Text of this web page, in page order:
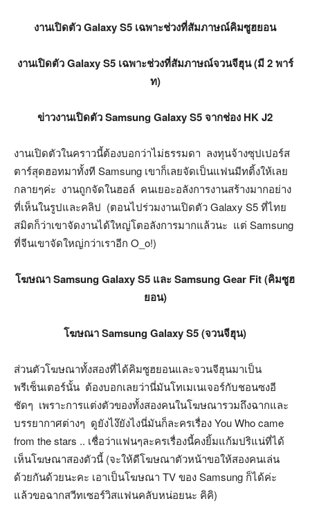
งานเปิดตัว Galaxy S5 เฉพาะช่วงที่สัมภาษณ์คิมซูฮยอน
งานเปิดตัว Galaxy S5 เฉพาะช่วงที่สัมภาษณ์จวนจีฮุน (มี 2 พาร์
ท)
ข่าวงานเปิดตัว Samsung Galaxy S5 จากช่อง HK J2
งานเปิดตัวในคราวนี้ต้องบอกว่าไม่ธรรมดา ลงทุนจ้างซุปเปอร์ส
ตาร์สุดฮอทมาทั้งที Samsung เขาก็เลยจัดเป็นแฟนมีทติ้งให้เลย
กลายๆค่ะ งานถูกจัดในฮอล์ คนเยอะอลังการงานสร้างมากอย่าง
ที่เห็นในรูปและคลิป (ตอนไปร่วมงานเปิดตัว Galaxy S5 ที่ไทย
สมิตก็ว่าเขาจัดงานได้ใหญ่โตอลังการมากแล้วนะ แต่ Samsung
ที่จีนเขาจัดใหญ่กว่าเราอีก O_o!)
โฆษณา Samsung Galaxy S5 และ Samsung Gear Fit (คิมซูฮ
ยอน)
โฆษณา Samsung Galaxy S5 (จวนจีฮุน)
ส่วนตัวโฆษณาทั้งสองที่ได้คิมซูฮยอนและจวนจีฮุนมาเป็น
พรีเซ็นเตอร์นั้น ต้องบอกเลยว่านี่มันโทเมเนเจอร์กับชอนซงอี
ชัดๆ เพราะการแต่งตัวของทั้งสองคนในโฆษณารวมถึงฉากและ
บรรยากาศต่างๆ ดูยังไง๊ยังไงนี่มันก็ละครเรื่อง You Who came
from the stars .. เชื่อว่าแฟนๆละครเรื่องนี้คงยิ้มแก้มปริแน่ที่ได้
เห็นโฆษณาสองตัวนี้ (จะให้ดีโฆษณาตัวหน้าขอให้สองคนเล่น
ด้วยกันด้วยนะคะ เอาเป็นโฆษณา TV ของ Samsung ก็ได้ค่ะ
แล้วขอฉากสวีทเซอร์วิสแฟนคลับหน่อยนะ คิคิ)